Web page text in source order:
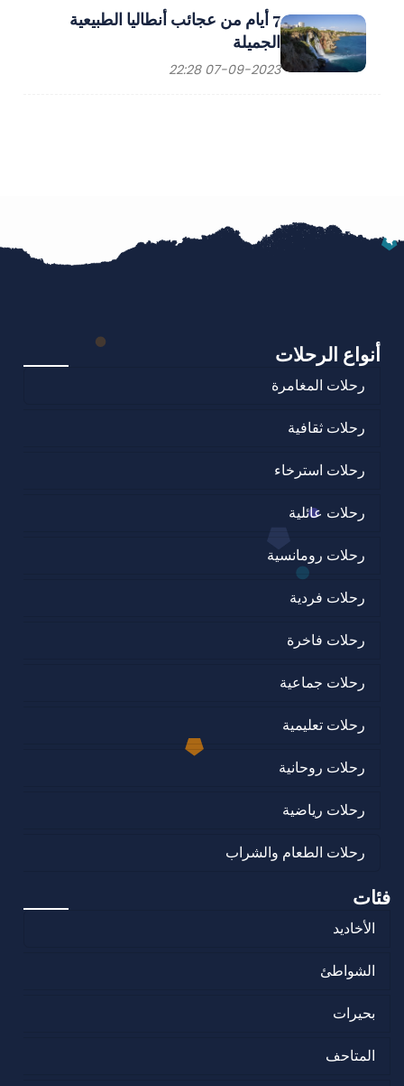
7 أيام من عجائب أنطاليا الطبيعية
الجميلة
07-09-2023 22:28
أنواع الرحلات
رحلات المغامرة
رحلات ثقافية
رحلات استرخاء
رحلات عائلية
رحلات رومانسية
رحلات فردية
رحلات فاخرة
رحلات جماعية
رحلات تعليمية
رحلات روحانية
رحلات رياضية
رحلات الطعام والشراب
فئات
الأخاديد
الشواطئ
بحيرات
المتاحف